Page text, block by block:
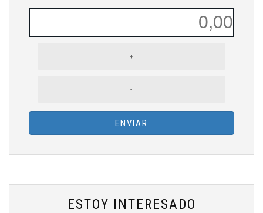
+
-
ENVIAR
ESTOY INTERESADO